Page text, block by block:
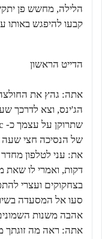
הלילה, מחשש פן
קבעו להיפגש באותו
הדייט הראשון
אתה: גהץ את
הג'ינס, וצא לדרכך
של הנסיכה חצי שעה
דקות, ואמרי לו שאת
בצחקוקים ועצרי
סעו אל המסעדה
אהבה משנות
אתה: ראה מה זוגתך